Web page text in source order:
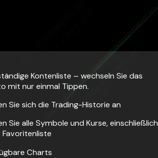
Kontenliste – wechseln Sie das
mit nur einmal Tippen.
Sie sich die Trading-Historie an
Sie alle Symbole und Kurse, einschließlich
Favoritenliste
Charts